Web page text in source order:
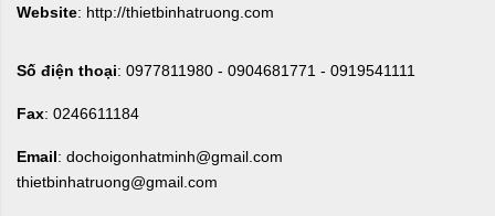
Website: http://thietbinhatruong.com
Số điện thoại: 0977811980 - 0904681771 - 0919541111
Fax: 0246611184
Email: dochoigonhatminh@gmail.com
thietbinhatruong@gmail.com